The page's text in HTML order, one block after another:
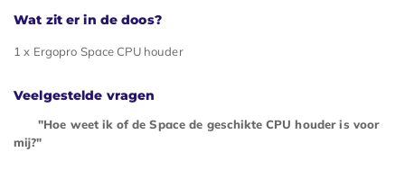
Wat zit er in de doos?
1 x Ergopro Space CPU houder
Veelgestelde vragen
"Hoe weet ik of de Space de geschikte CPU houder is voor
mij?"